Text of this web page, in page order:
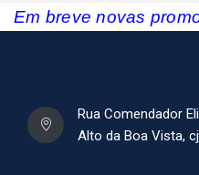
Em breve novas
Rua Comendador
Alto da Boa Vista,